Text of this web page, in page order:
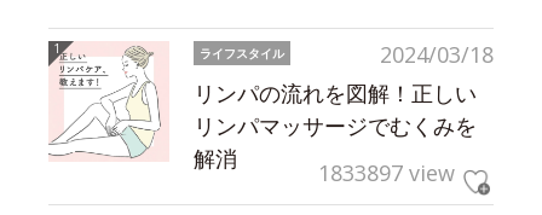
2024/03/18
ライフスタイル
リンパの流れを図解！正しい
リンパマッサージでむくみを
解消
1833897 view